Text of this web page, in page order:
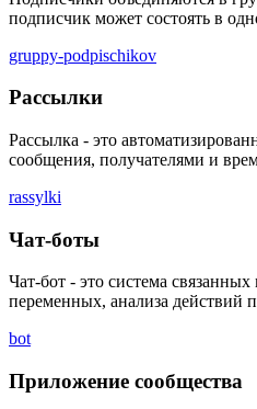
подписчик может состоять в
gruppy-podpischikov
Рассылки
Рассылка - это
сообщения, получателями и
rassylki
Чат-боты
Чат-бот - это система
переменных, анализа действий
bot
Приложение сообщества